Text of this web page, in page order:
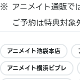
アニメイト通販で
ご予約は特典対象
アニメイト池袋本店
アニメイト横浜ビブレ